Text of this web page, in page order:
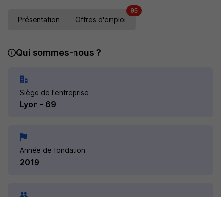
Présentation Offres d'emploi
95
Qui sommes-nous ?
Siège de l'entreprise
Lyon - 69
Année de fondation
2019